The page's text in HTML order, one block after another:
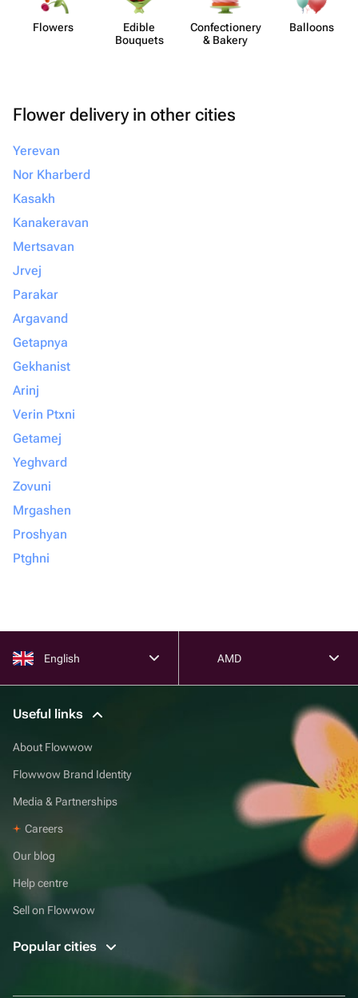
Flowers
Edible
Bouquets
Confect​ionery
& Bakery
Balloons
Flower delivery in other cities
Yerevan
Nor Kharberd
Kasakh
Kanakeravan
Mertsavan
Jrvej
Parakar
Argavand
Getapnya
Gekhanist
Arinj
Verin Ptxni
Getamej
Yeghvard
Zovuni
Mrgashen
Proshyan
Ptghni
English AMD
Useful links
About Flowwow
Flowwow Brand Identity
Media & Partnerships
Careers
Our blog
Help centre
Sell on Flowwow
Popular cities